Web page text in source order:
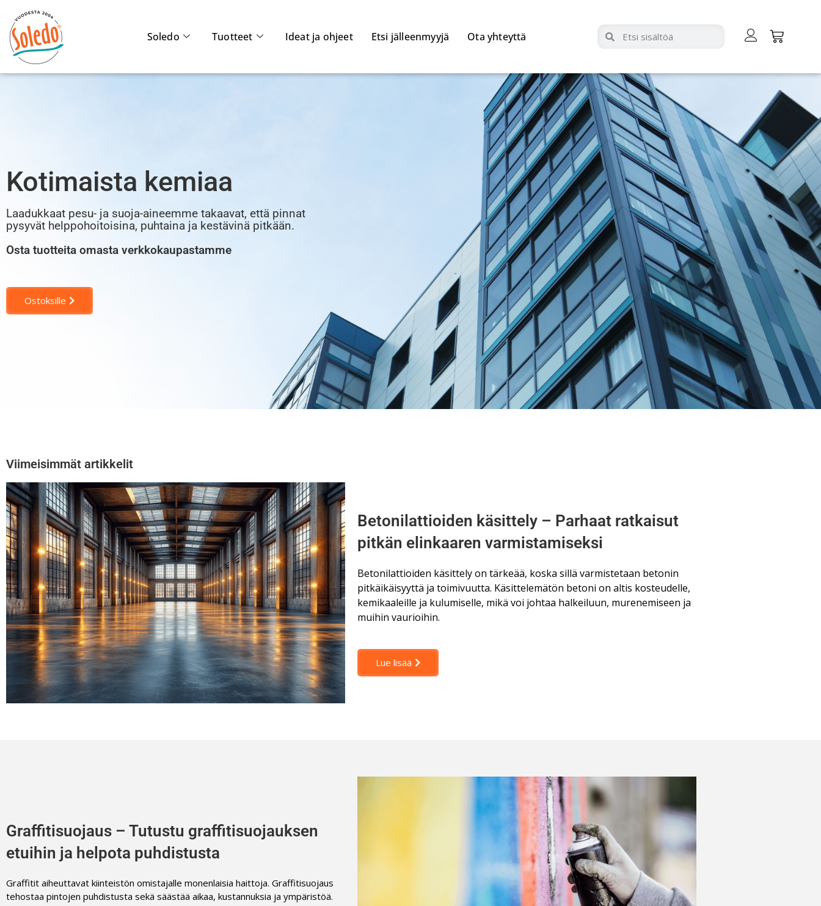
Soledo Tuotteet Ideat ja ohjeet Etsi jälleenmyyjä Ota yhteyttä
Kotimaista kemiaa
Laadukkaat pesu- ja suoja-aineemme takaavat, että pinnat
pysyvät helppohoitoisina, puhtaina ja kestävinä pitkään.
Osta tuotteita omasta verkkokaupastamme
Ostoksille
Viimeisimmät artikkelit
Betonilattioiden käsittely – Parhaat ratkaisut
pitkän elinkaaren varmistamiseksi
Betonilattioiden käsittely on tärkeää, koska sillä varmistetaan betonin
pitkäikäisyyttä ja toimivuutta. Käsittelemätön betoni on altis kosteudelle,
kemikaaleille ja kulumiselle, mikä voi johtaa halkeiluun, murenemiseen ja
muihin vaurioihin.
Lue lisää
Graffitisuojaus – Tutustu graffitisuojauksen
etuihin ja helpota puhdistusta
Graffitit aiheuttavat kiinteistön omistajalle monenlaisia haittoja. Graffitisuojaus
tehostaa pintojen puhdistusta sekä säästää aikaa, kustannuksia ja ympäristöä.